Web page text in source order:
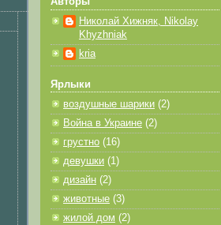
Николай Хижняк, Nikolay
Khyzhniak
kria
Ярлыки
воздушные шарики (2)
Война в Украине (2)
грустно (16)
девушки (1)
дизайн (2)
животные (3)
жилой дом (2)